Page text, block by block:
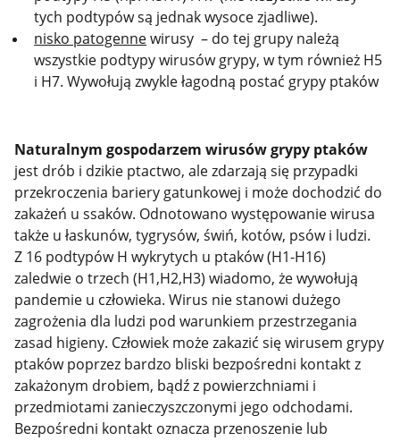
tych podtypów są jednak wysoce zjadliwe).
nisko patogennewirusy – do tej grupy należą
wszystkie podtypy wirusów grypy, w tym również H5
i H7. Wywołują zwykle łagodną postać grypy ptaków
Naturalnym gospodarzem wirusów grypy ptaków
jest drób i dzikie ptactwo, ale zdarzają się przypadki
przekroczenia bariery gatunkowej i może dochodzić do
zakażeń u ssaków. Odnotowano występowanie wirusa
także u łaskunów, tygrysów, świń, kotów, psów i ludzi.
Z 16 podtypów H wykrytych u ptaków (H1-H16)
zaledwie o trzech (H1,H2,H3) wiadomo, że wywołują
pandemie u człowieka. Wirus nie stanowi dużego
zagrożenia dla ludzi pod warunkiem przestrzegania
zasad higieny. Człowiek może zakazić się wirusem grypy
ptaków poprzez bardzo bliski bezpośredni kontakt z
zakażonym drobiem, bądź z powierzchniami i
przedmiotami zanieczyszczonymi jego odchodami.
Bezpośredni kontakt oznacza przenoszenie lub